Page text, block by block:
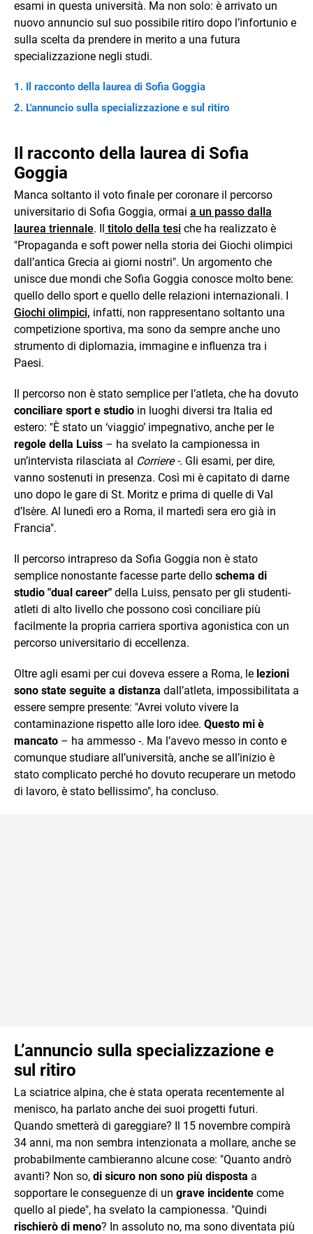
esami in questa università. Ma non solo: è arrivato un
nuovo annuncio sul suo possibile ritiro dopo l’infortunio e
sulla scelta da prendere in merito a una futura
specializzazione negli studi.
Il racconto della laurea di Sofia Goggia
L'annuncio sulla specializzazione e sul ritiro
Il racconto della laurea di Sofia
Goggia
Manca soltanto il voto finale per coronare il percorso
universitario di Sofia Goggia, ormai a un passo dalla
laurea triennale. Il titolo della tesi che ha realizzato è
"Propaganda e soft power nella storia dei Giochi olimpici
dall’antica Grecia ai giorni nostri". Un argomento che
unisce due mondi che Sofia Goggia conosce molto bene:
quello dello sport e quello delle relazioni internazionali. I
Giochi olimpici, infatti, non rappresentano soltanto una
competizione sportiva, ma sono da sempre anche uno
strumento di diplomazia, immagine e influenza tra i
Paesi.
Il percorso non è stato semplice per l’atleta, che ha dovuto
conciliare sport e studio in luoghi diversi tra Italia ed
estero: "È stato un ‘viaggio’ impegnativo, anche per le
regole della Luiss – ha svelato la campionessa in
un’intervista rilasciata al Corriere -. Gli esami, per dire,
vanno sostenuti in presenza. Così mi è capitato di darne
uno dopo le gare di St. Moritz e prima di quelle di Val
d’Isère. Al lunedì ero a Roma, il martedì sera ero già in
Francia".
Il percorso intrapreso da Sofia Goggia non è stato
semplice nonostante facesse parte dello schema di
studio "dual career" della Luiss, pensato per gli studenti-
atleti di alto livello che possono così conciliare più
facilmente la propria carriera sportiva agonistica con un
percorso universitario di eccellenza.
Oltre agli esami per cui doveva essere a Roma, le lezioni
sono state seguite a distanza dall’atleta, impossibilitata a
essere sempre presente: "Avrei voluto vivere la
contaminazione rispetto alle loro idee. Questo mi è
mancato – ha ammesso -. Ma l’avevo messo in conto e
comunque studiare all’università, anche se all’inizio è
stato complicato perché ho dovuto recuperare un metodo
di lavoro, è stato bellissimo", ha concluso.
L’annuncio sulla specializzazione e
sul ritiro
La sciatrice alpina, che è stata operata recentemente al
menisco, ha parlato anche dei suoi progetti futuri.
Quando smetterà di gareggiare? Il 15 novembre compirà
34 anni, ma non sembra intenzionata a mollare, anche se
probabilmente cambieranno alcune cose: "Quanto andrò
avanti? Non so, di sicuro non sono più disposta a
sopportare le conseguenze di un grave incidente come
quello al piede", ha svelato la campionessa. "Quindi
rischierò di meno? In assoluto no, ma sono diventata più